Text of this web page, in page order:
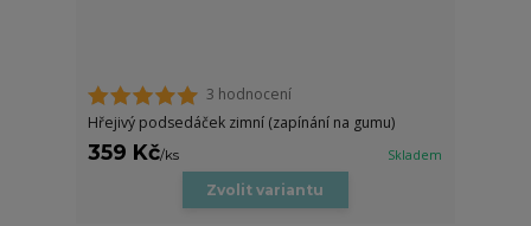
3 hodnocení
Hřejivý podsedáček zimní (zapínání na gumu)
359 Kč/ks Skladem
Zvolit variantu